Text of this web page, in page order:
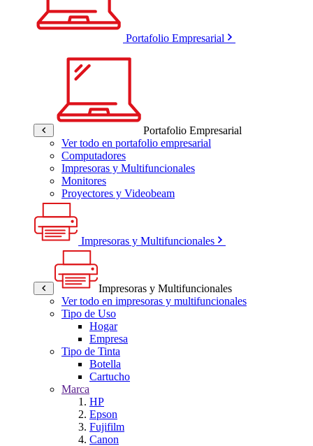
Portafolio Empresarial
Portafolio Empresarial
Ver todo en portafolio empresarial
Computadores
Impresoras y Multifuncionales
Monitores
Proyectores y Videobeam
Impresoras y Multifuncionales
Impresoras y Multifuncionales
Ver todo en impresoras y multifuncionales
Tipo de Uso
Hogar
Empresa
Tipo de Tinta
Botella
Cartucho
Marca
HP
Epson
Fujifilm
Canon